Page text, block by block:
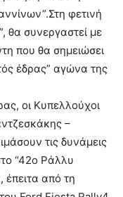
φετινή
θα συνεργαστεί με
που θα σημειώσει
έδρας” αγώνα της
οι Κυπελλούχοι
–
τις δυνάμεις
“42ο Ράλλυ
από τη